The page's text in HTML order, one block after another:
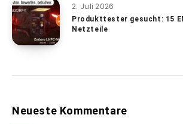
2. Juli 2026
Produkttester gesucht: 15
Netzteile
Neueste Kommentare